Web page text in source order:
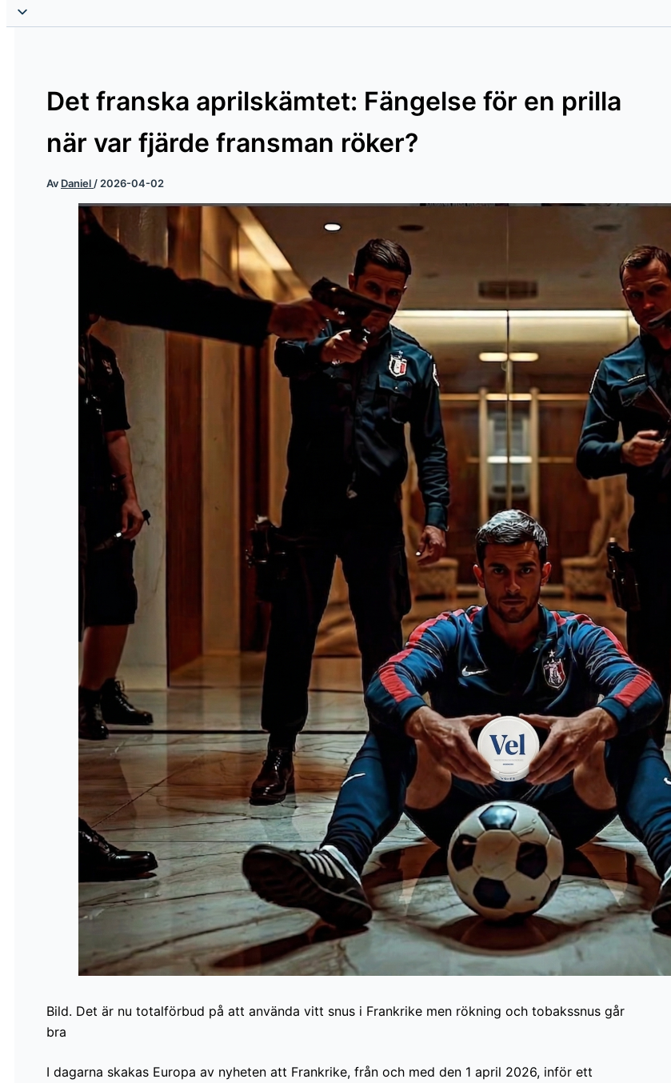
Det franska aprilskämtet: Fängelse för en prilla
när var fjärde fransman röker?
Av Daniel / 2026-04-02
Bild. Det är nu totalförbud på att använda vitt snus i Frankrike men rökning och tobakssnus går
bra
I dagarna skakas Europa av nyheten att Frankrike, från och med den 1 april 2026, inför ett